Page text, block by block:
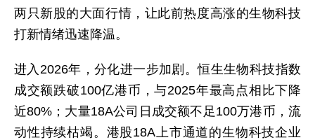
两只新股的大面行情，让此前热度高涨的生物科技
打新情绪迅速降温。
进入2026年，分化进一步加剧。恒生生物科技指数
成交额跌破100亿港币，与2025年最高点相比下降
近80%；大量18A公司日成交额不足100万港币，流
动性持续枯竭。港股18A上市通道的生物科技企业